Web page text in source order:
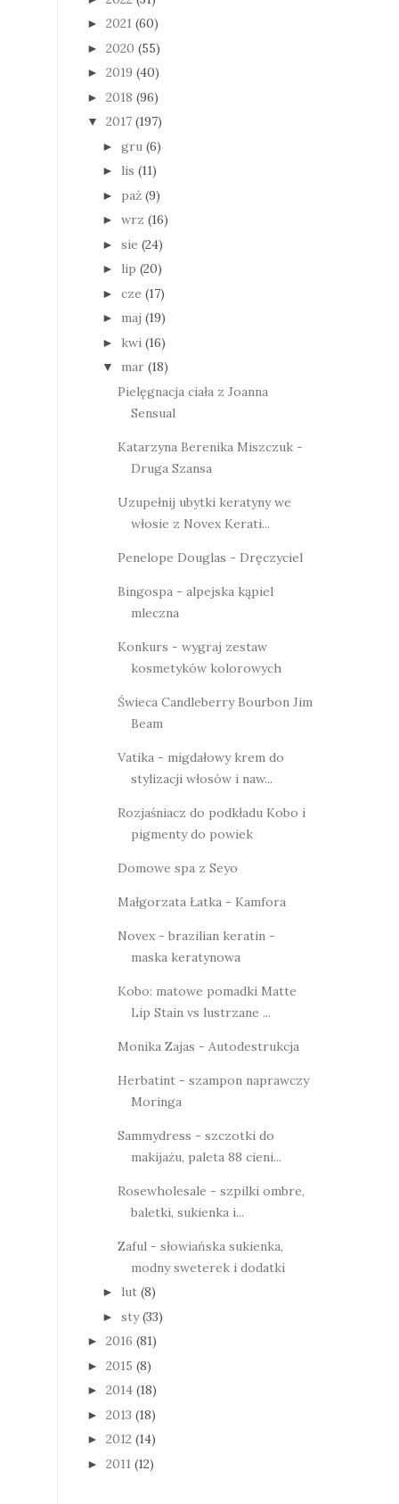
► 2021 (60)
► 2020 (55)
► 2019 (40)
► 2018 (96)
▼ 2017 (197)
► gru (6)
► lis (11)
► paź (9)
► wrz (16)
► sie (24)
► lip (20)
► cze (17)
► maj (19)
► kwi (16)
▼ mar (18)
Pielęgnacja ciała z Joanna
Sensual
Katarzyna Berenika Miszczuk -
Druga Szansa
Uzupełnij ubytki keratyny we
włosie z Novex Kerati...
Penelope Douglas - Dręczyciel
Bingospa - alpejska kąpiel
mleczna
Konkurs - wygraj zestaw
kosmetyków kolorowych
Świeca Candleberry Bourbon Jim
Beam
Vatika - migdałowy krem do
stylizacji włosów i naw...
Rozjaśniacz do podkładu Kobo i
pigmenty do powiek
Domowe spa z Seyo
Małgorzata Łatka - Kamfora
Novex - brazilian keratin -
maska keratynowa
Kobo: matowe pomadki Matte
Lip Stain vs lustrzane ...
Monika Zajas - Autodestrukcja
Herbatint - szampon naprawczy
Moringa
Sammydress - szczotki do
makijażu, paleta 88 cieni...
Rosewholesale - szpilki ombre,
baletki, sukienka i...
Zaful - słowiańska sukienka,
modny sweterek i dodatki
► lut (8)
► sty (33)
► 2016 (81)
► 2015 (8)
► 2014 (18)
► 2013 (18)
► 2012 (14)
► 2011 (12)